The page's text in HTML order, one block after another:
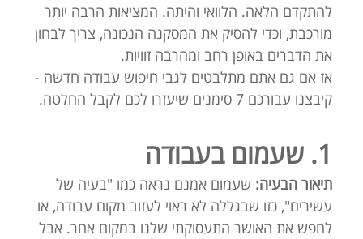
להתקדם הלאה. הלוואי והיתה. המציאות הרבה יותר
מורכבת, וכדי להסיק את המסקנה הנכונה, צריך לבחון
את הדברים באופן רחב ומהרבה זוויות.
אז אם גם אתם מתלבטים לגבי חיפוש עבודה חדשה -
קיבצנו עבורכם 7 סימנים שיעזרו לכם לקבל החלטה.
1. שעמום בעבודה
תיאור הבעיה: שעמום אמנם נראה כמו "בעיה של
עשירים", כזו שבגללה לא ראוי לעזוב מקום עבודה, או
לחפש את האושר התעסוקתי שלנו במקום אחר. אבל